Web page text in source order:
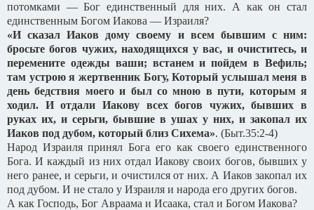
потомками — Бог единственный для них. А как он стал
единственным Богом Иакова — Израиля?
«И сказал Иаков дому своему и всем бывшим с ним:
бросьте богов чужих, находящихся у вас, и очиститесь, и
перемените одежды ваши; встанем и пойдем в Вефиль;
там устрою я жертвенник Богу, Который услышал меня в
день бедствия моего и был со мною в пути, которым я
ходил. И отдали Иакову всех богов чужих, бывших в
руках их, и серьги, бывшие в ушах у них, и закопал их
Иаков под дубом, который близ Сихема». (Быт.35:2-4)
Народ Израиля принял Бога его как своего единственного
Бога. И каждый из них отдал Иакову своих богов, бывших у
него ранее, и серьги, и очистился от них. А Иаков закопал их
под дубом. И не стало у Израиля и народа его других богов.
А как Господь, Бог Авраама и Исаака, стал и Богом Иакова?